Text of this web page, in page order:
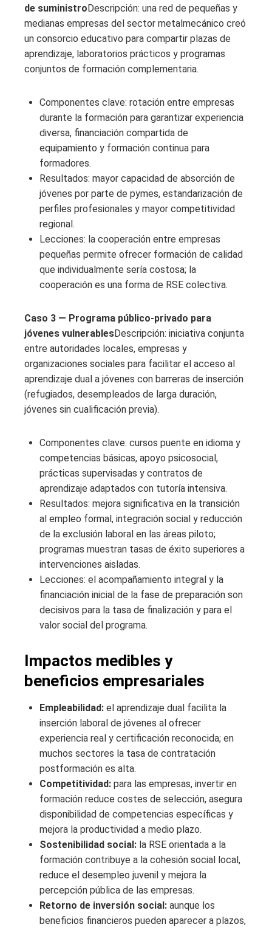
de suministro Descripción: una red de pequeñas y
medianas empresas del sector metalmecánico creó
un consorcio educativo para compartir plazas de
aprendizaje, laboratorios prácticos y programas
conjuntos de formación complementaria.
Componentes clave: rotación entre empresas
durante la formación para garantizar experiencia
diversa, financiación compartida de
equipamiento y formación continua para
formadores.
Resultados: mayor capacidad de absorción de
jóvenes por parte de pymes, estandarización de
perfiles profesionales y mayor competitividad
regional.
Lecciones: la cooperación entre empresas
pequeñas permite ofrecer formación de calidad
que individualmente sería costosa; la
cooperación es una forma de RSE colectiva.
Caso 3 — Programa público-privado para
jóvenes vulnerablesDescripción: iniciativa conjunta
entre autoridades locales, empresas y
organizaciones sociales para facilitar el acceso al
aprendizaje dual a jóvenes con barreras de inserción
(refugiados, desempleados de larga duración,
jóvenes sin cualificación previa).
Componentes clave: cursos puente en idioma y
competencias básicas, apoyo psicosocial,
prácticas supervisadas y contratos de
aprendizaje adaptados con tutoría intensiva.
Resultados: mejora significativa en la transición
al empleo formal, integración social y reducción
de la exclusión laboral en las áreas piloto;
programas muestran tasas de éxito superiores a
intervenciones aisladas.
Lecciones: el acompañamiento integral y la
financiación inicial de la fase de preparación son
decisivos para la tasa de finalización y para el
valor social del programa.
Impactos medibles y
beneficios empresariales
Empleabilidad: el aprendizaje dual facilita la
inserción laboral de jóvenes al ofrecer
experiencia real y certificación reconocida; en
muchos sectores la tasa de contratación
postformación es alta.
Competitividad: para las empresas, invertir en
formación reduce costes de selección, asegura
disponibilidad de competencias específicas y
mejora la productividad a medio plazo.
Sostenibilidad social: la RSE orientada a la
formación contribuye a la cohesión social local,
reduce el desempleo juvenil y mejora la
percepción pública de las empresas.
Retorno de inversión social: aunque los
beneficios financieros pueden aparecer a plazos,